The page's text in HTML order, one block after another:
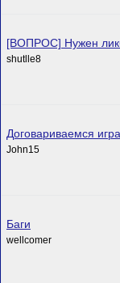
[ВОПРОС] Нужен
shutlle8
Договариваемся
John15
Баги
wellcomer